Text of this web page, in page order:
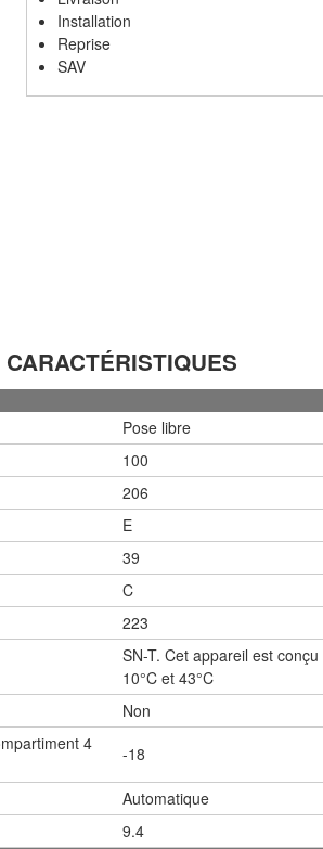
FNF6206EW - 2
Installation
Reprise
SAV
CARACTÉRISTIQUES
Pose libre
100
206
E
39
C
223
SN-T. Cet appareil est
10°C et 43°C
Non
4
-18
Automatique
9.4